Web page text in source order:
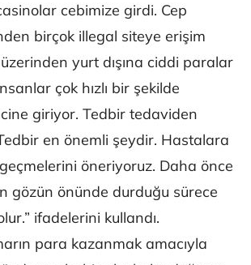
cebimize girdi. Cep
birçok illegal siteye erişim
yurt dışına ciddi paralar
çok hızlı bir şekilde
giriyor. Tedbir tedaviden
en önemli şeydir. Hastalara
öneriyoruz. Daha önce
gözün önünde durduğu sürece
ifadelerini kullandı.
para kazanmak amacıyla